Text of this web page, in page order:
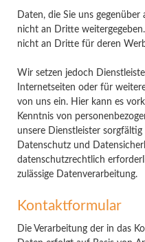
Daten, die Sie uns
nicht an Dritte
nicht an Dritte für deren
Wir setzen jedoch
Internetseiten oder für
von uns ein. Hier kann es
Kenntnis von
unsere Dienstleister
Datenschutz und
datenschutzrechtlich
zulässige Datenverarbeitung.
Kontaktformular
Die Verarbeitung der in das